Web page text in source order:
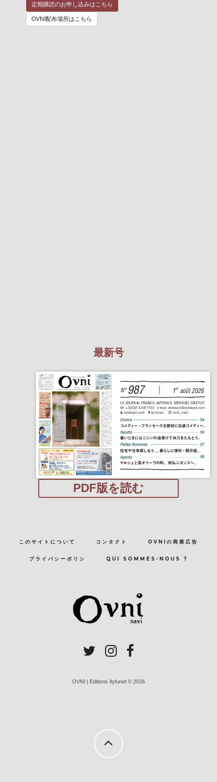
定期購読のお申し込みはこちら
OVNI配布場所はこちら
最新号
PDF版を読む
このサイトについて コンタクト OVNIの商業広告
プライバシーポリシ QUI SOMMES-NOUS ?
OVNI | Editions Ilyfunet © 2026